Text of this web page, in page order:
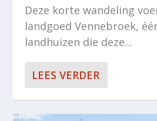
Deze korte wandeling
landgoed Vennebroek,
landhuizen die deze...
LEES VERDER